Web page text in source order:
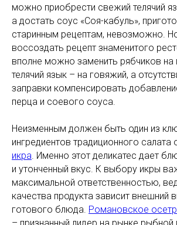
можно приобрести свежий телячий
а достать соус «Соя-кабуль»,
старинным рецептам, невозможно.
воссоздать рецепт знаменитого
вполне можно заменить рябчиков на
телячий язык – на говяжий, а
заправки компенсировать
перца и соевого соуса.
Неизменным должен быть один из
ингредиентов традиционного салата
икра . Именно этот деликатес дает
и утонченный вкус. К выбору икры
максимальной ответственностью,
качества продукта зависит внешний
готового блюда. Романовское
– признанный лидер на рынке рыбной